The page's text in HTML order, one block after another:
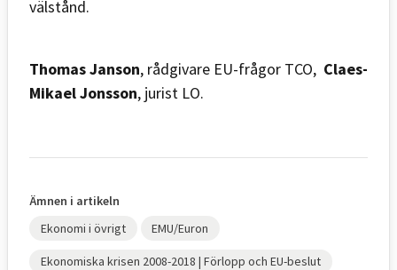
välstånd.
Thomas Janson, rådgivare EU-frågor TCO, Claes-
Mikael Jonsson, jurist LO.
Ämnen i artikeln
Ekonomi i övrigt
EMU/Euron
Ekonomiska krisen 2008-2018 | Förlopp och EU-beslut